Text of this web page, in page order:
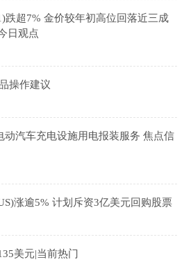
跌超7% 金价较年初高位回落近三成
日观点
操作建议
动汽车充电设施用电报装服务 焦点信
涨逾5% 计划斥资3亿美元回购股票
美元|当前热门